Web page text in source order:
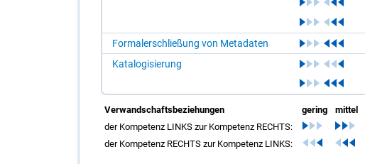
Formalerschließung von Metadaten
Katalogisierung
Verwandschaftsbeziehungen gering mittel
der Kompetenz LINKS zur Kompetenz RECHTS:
der Kompetenz RECHTS zur Kompetenz LINKS: